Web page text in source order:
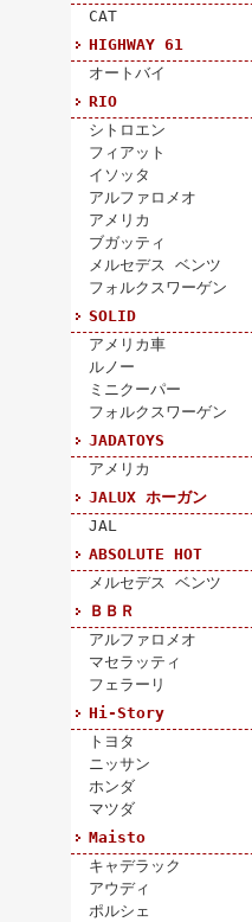
CAT
HIGHWAY 61
オートバイ
RIO
シトロエン
フィアット
イソッタ
アルファロメオ
アメリカ
ブガッティ
メルセデス ベンツ
フォルクスワーゲン
SOLID
アメリカ車
ルノー
ミニクーパー
フォルクスワーゲン
JADATOYS
アメリカ
JALUX ホーガン
JAL
ABSOLUTE HOT
メルセデス ベンツ
ＢＢＲ
アルファロメオ
マセラッティ
フェラーリ
Hi-Story
トヨタ
ニッサン
ホンダ
マツダ
Maisto
キャデラック
アウディ
ポルシェ